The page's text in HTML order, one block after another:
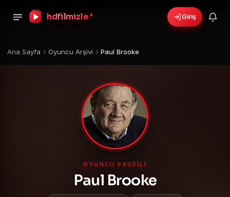
hdfilmizle + Giriş
Ana Sayfa Oyuncu Arşivi Paul Brooke
OYUNCU PROFILI
Paul Brooke